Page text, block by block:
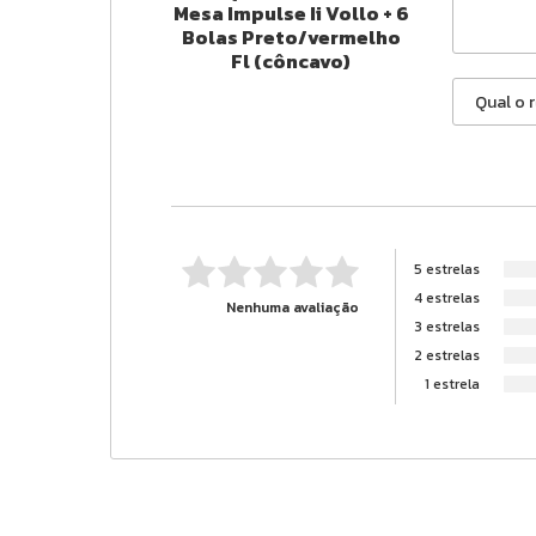
Mesa Impulse Ii Vollo + 6
Bolas Preto/vermelho
Fl (côncavo)
Nenhuma avaliação
5 estrelas
4 estrelas
3 estrelas
2 estrelas
1 estrela